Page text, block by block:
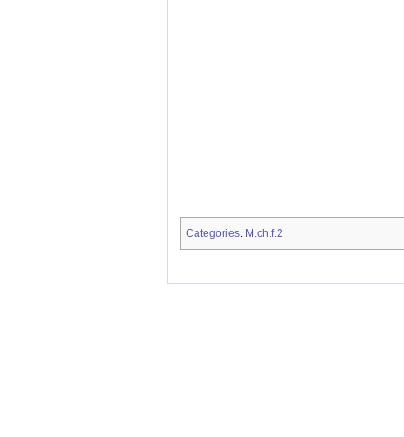
Categories: M.ch.f.2